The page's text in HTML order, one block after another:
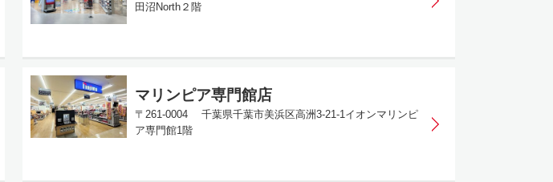
田沼North２階
マリンピア専門館店
〒261-0004 千葉県千葉市美浜区⾼洲3-21-1イオンマリンピ
ア専門館1階